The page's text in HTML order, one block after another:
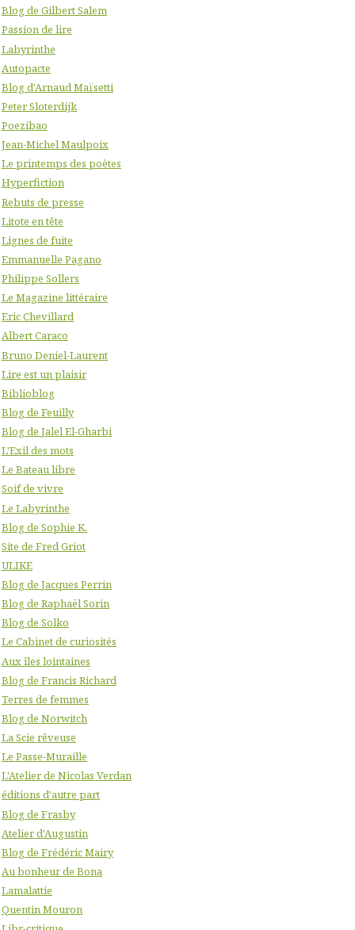
Blog de Gilbert Salem
Passion de lire
Labyrinthe
Autopacte
Blog d'Arnaud Maïsetti
Peter Sloterdijk
Poezibao
Jean-Michel Maulpoix
Le printemps des poètes
Hyperfiction
Rebuts de presse
Litote en tête
Lignes de fuite
Emmanuelle Pagano
Philippe Sollers
Le Magazine littéraire
Eric Chevillard
Albert Caraco
Bruno Deniel-Laurent
Lire est un plaisir
Biblioblog
Blog de Feuilly
Blog de Jalel El-Gharbi
L'Exil des mots
Le Bateau libre
Soif de vivre
Le Labyrinthe
Blog de Sophie K.
Site de Fred Griot
ULIKE
Blog de Jacques Perrin
Blog de Raphaël Sorin
Blog de Solko
Le Cabinet de curiosités
Aux îles lointaines
Blog de Francis Richard
Terres de femmes
Blog de Norwitch
La Scie rêveuse
Le Passe-Muraille
L'Atelier de Nicolas Verdan
éditions d'autre part
Blog de Frasby
Atelier d'Augustin
Blog de Frédéric Mairy
Au bonheur de Bona
Lamalattie
Quentin Mouron